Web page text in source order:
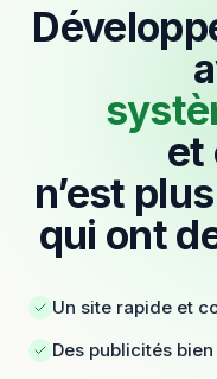
et
n’est
qui ont
Un site rapide et
Des publicités